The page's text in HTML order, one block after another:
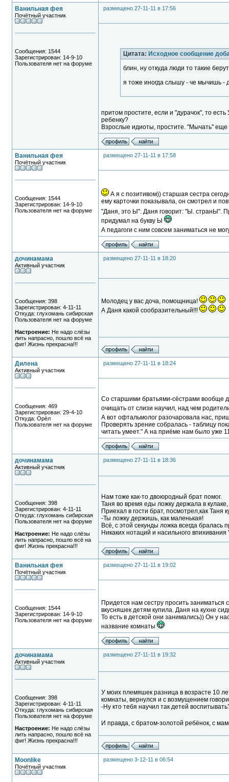
Ванильная фея
Почётный участник
Сообщения: 1544
Зарегистрирован: 14-9-10
Пользователя нет на форуме
размещено 27-11-11 в 17:56
Цитата: Исходное сообщение
блин, ну откуда люди то такие
я тоже иногда слышу - че мычишь -
притом простите, если и "дурачок", то
ребенку?
Взрослые идиоты, простите. "Мычать"
Ванильная фея
Почётный участник
Сообщения: 1544
Зарегистрирован: 14-9-10
Пользователя нет на форуме
размещено 27-11-11 в 17:58
А я с позитивом)) старшая сестра
ему карточки показывала, он смотрел и
"Даня, это Ы". Даня говорит: "Ы. странЫ".
придумал на букву Ы
А педагоги с ним совсем заниматься не
дочинамама
Активный участник
Сообщения: 398
Зарегистрирован: 4-11-11
Откуда: глухомань сибирская
Пользователя нет на форуме
Настроение: Не надо слёзы
лить напрасно, пошло всё на
фиг! Жизнь прекрасна!!!
размещено 27-11-11 в 18:20
Молодец у вас доча, помощница!
А Даня какой сообразительный!!!
Дилена
Активный участник
Сообщения: 469
Зарегистрирован: 29-4-10
Откуда: Орёл
Пользователя нет на форуме
размещено 27-11-11 в 18:24
Со старшими братьями-сёстрами вообще
очищать от слизи научил, над чем
А вот офтальмолог разочаровала нас,
Проверять зрение собралась - таблицу
читать умеет." А на приёме нам было уже
дочинамама
Активный участник
Сообщения: 398
Зарегистрирован: 4-11-11
Откуда: глухомань сибирская
Пользователя нет на форуме
Настроение: Не надо слёзы
лить напрасно, пошло всё на
фиг! Жизнь прекрасна!!!
размещено 27-11-11 в 18:36
Нам тоже как-то двоюродный брат помог.
Таня во время еды ложку держала в
Приехал в гости брат, посмотрел,как Таня
-Ты ложку держишь, как маленькая!
Всё, с этой секунды ложка всегда бралась
Никаких нотаций и насильного впихивания
Ванильная фея
Почётный участник
Сообщения: 1544
Зарегистрирован: 14-9-10
Пользователя нет на форуме
размещено 27-11-11 в 19:02
Придется нам сестру просить
вкусняшек детям купила. Даня на кухне
То есть в детской они занимались)) Он у
название комнаты
дочинамама
Активный участник
Сообщения: 398
Зарегистрирован: 4-11-11
Откуда: глухомань сибирская
Пользователя нет на форуме
Настроение: Не надо слёзы
лить напрасно, пошло всё на
фиг! Жизнь прекрасна!!!
размещено 27-11-11 в 19:32
У моих племяшек разница в возрасте 10
комнаты, вернулся и с возмущением
-Ну кто тебя научил так детей
И правда, с братом-золотой ребёнок, с
Moonlike
Почётный участник
размещено 3-12-11 в 06:54